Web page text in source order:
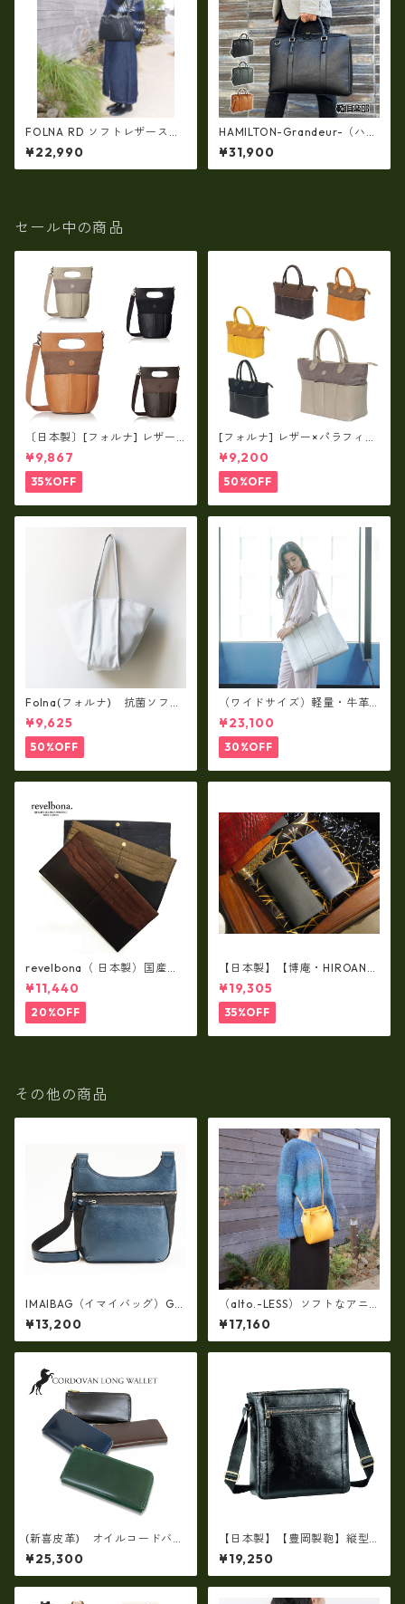
FOLNA RD ソフトレザースク
エアワンショルダーバッグ f-r
d-08334
¥22,990
HAMILTON-Grandeur-（ハミ
ルトン グランジャー）牛革ビ
ジネスバッグ hn-26713
¥31,900
セール中の商品
〔日本製〕[フォルナ] レザー×
パラフィン筒型2way シュリン
クレザー×79Aパラフィン fo
-259630
¥9,867
35%OFF
[フォルナ] レザー×パラフィン
筒型2way シュリンクレザー×
79Aパラフィン トートL fo-2
59632
¥9,200
50%OFF
Folna(フォルナ) 抗菌ソフト
スムースレザー トートバッグ
¥9,625
50%OFF
（ワイドサイズ）軽量・牛革
製品・2WAYヌメ革トートバッ
グ（A3サイズ/日本製）(高収
納）ir-02G
¥23,100
30%OFF
revelbona（ 日本製）国産牛
革製・お札入れ ロングウォ
レット rl-001
¥11,440
20%OFF
【日本製】【博庵・HIROAN】
最高級牛革（ボーテッド）札
入れ・長財布 ha-21535
¥19,305
35%OFF
その他の商品
IMAIBAG（イマイバッグ）GE
NOVA斜め掛けメッセンジャー
ショルダー（日本製）ri-2747
¥13,200
（alto.-LESS）ソフトなアニ
リンレザー製(牛革)2WAY・巾
着ミニショルダートート AM
SB-1211
¥17,160
(新喜皮革) オイルコードバ
ン・Lファスナー長財布ロング
ウォレット 日本製 tc-048
8
¥25,300
【日本製】【豊岡製鞄】縦型
ショルダーバッグ メンズ 上質
な牛革を使った大人の本革メ
ンズショルダー bz-16453
¥19,250